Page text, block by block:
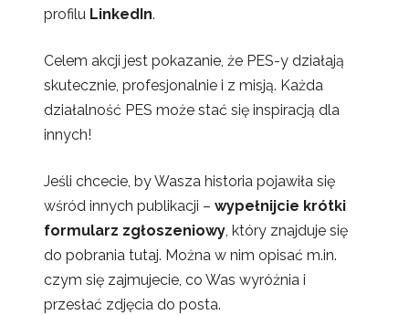
profilu LinkedIn.
Celem akcji jest pokazanie, że PES-y działają
skutecznie, profesjonalnie i z misją. Każda
działalność PES może stać się inspiracją dla
innych!
Jeśli chcecie, by Wasza historia pojawiła się
wśród innych publikacji – wypełnijcie krótki
formularz zgłoszeniowy, który znajduje się
do pobrania tutaj. Można w nim opisać m.in.
czym się zajmujecie, co Was wyróżnia i
przesłać zdjęcia do posta.